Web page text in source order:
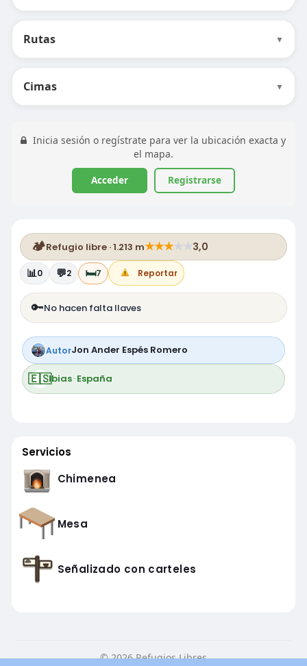
Rutas ▼
Cimas ▼
Inicia sesión o regístrate para ver la ubicación exacta y
el mapa.
Acceder Registrarse
🏕️Refugio libre · 1.213 m★★★★ ★3,0
📊0 💬2 🛏️7 Reportar
🔑No hacen falta llaves
AutorJon Ander Espés Romero
🇪🇸Ibias·España
Servicios
Chimenea
Mesa
Señalizado con carteles
© 2026 Refugios Libres